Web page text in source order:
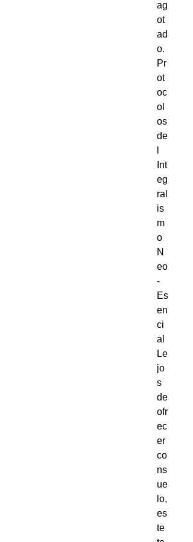
ag
ot
ad
o.
Pr
ot
oc
ol
os
de
Int
eg
ral
is
m
o
N
eo
-
Es
en
ci
al
Le
jo
s
de
ofr
ec
er
co
ns
ue
lo,
es
te